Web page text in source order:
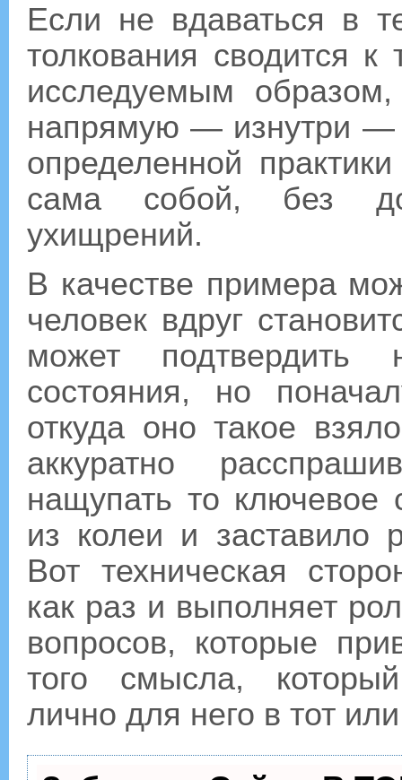
Если не вдаваться в
толкования сводится к
исследуемым
напрямую — изнутри —
определенной
сама собой, без
ухищрений.
В качестве примера
человек вдруг
может подтвердить
состояния, но
откуда оно такое
аккуратно
нащупать то ключевое
из колеи и заставило
Вот техническая
как раз и выполняет
вопросов, которые
того смысла,
лично для него в тот